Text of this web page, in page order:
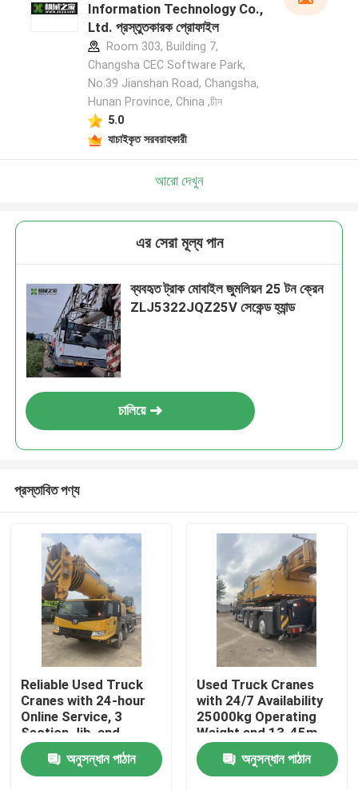
বাড়ি
Information Technology Co.,
Ltd. প্রস্তুতকারক প্রোফাইল
Room 303, Building 7,
Changsha CEC Software Park,
No.39 Jianshan Road, Changsha,
Hunan Province, China ,চীন
5.0
যাচাইকৃত সরবরাহকারী
আরো দেখুন
এর সেরা মূল্য পান
ব্যবহৃত ট্রাক মোবাইল জুমলিয়ন 25 টন ক্রেন
ZLJ5322JQZ25V সেকেন্ড হ্যান্ড
চালিয়ে
প্রস্তাবিত পণ্য
Reliable Used Truck
Cranes with 24-hour
Online Service, 3
Section Jib, and
25000kg Operating
Weight for Heavy
Lifting
অনুসন্ধান পাঠান
Used Truck Cranes
with 24/7 Availability
25000kg Operating
Weight and 13-45m
Maximum Lifting
Height অনুসন্ধান পাঠান